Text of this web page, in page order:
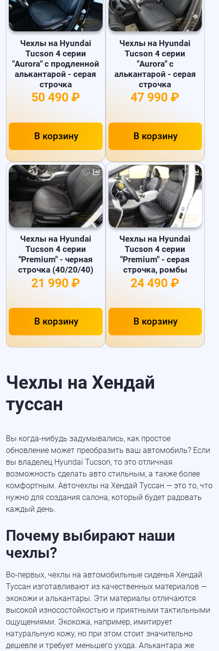
Чехлы на Hyundai
Tucson 4 серии
"Aurora" с продленной
алькантарой - серая
строчка
50 490 ₽
В корзину
Чехлы на Hyundai
Tucson 4 серии
"Aurora" с
алькантарой - серая
строчка
47 990 ₽
В корзину
Чехлы на Hyundai
Tucson 4 серии
"Premium" - черная
строчка (40/20/40)
21 990 ₽
В корзину
Чехлы на Hyundai
Tucson 4 серии
"Premium" - серая
строчка, ромбы
24 490 ₽
В корзину
Чехлы на Хендай
туссан
Вы когда-нибудь задумывались, как простое
обновление может преобразить ваш автомобиль? Если
вы владелец Hyundai Tucson, то это отличная
возможность сделать авто стильным, а также более
комфортным. Авточехлы на Хендай Туссан — это то, что
нужно для создания салона, который будет радовать
каждый день.
Почему выбирают наши
чехлы?
Во-первых, чехлы на автомобильные сиденья Хендай
Туссан изготавливают из качественных материалов —
экокожи и алькантары. Эти материалы отличаются
высокой износостойкостью и приятными тактильными
ощущениями. Экокожа, например, имитирует
натуральную кожу, но при этом стоит значительно
дешевле и требует меньшего ухода. Алькантара же